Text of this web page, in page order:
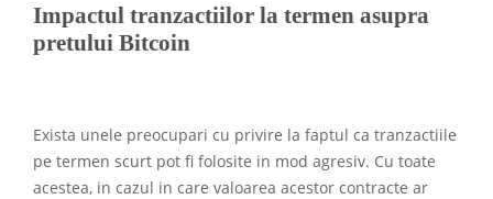
Impactul tranzactiilor la termen asupra
pretului Bitcoin
Exista unele preocupari cu privire la faptul ca tranzactiile
pe termen scurt pot fi folosite in mod agresiv. Cu toate
acestea, in cazul in care valoarea acestor contracte ar